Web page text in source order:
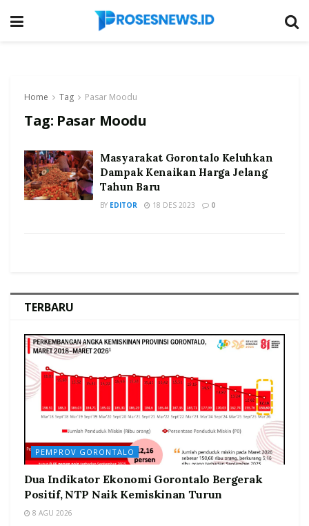
Home Tag Pasar Moodu
Tag: Pasar Moodu
Masyarakat Gorontalo Keluhkan
Dampak Kenaikan Harga Jelang
Tahun Baru
BY EDITOR 18 DES 2023 0
TERBARU
PEMPROV GORONTALO
Dua Indikator Ekonomi Gorontalo Bergerak
Positif, NTP Naik Kemiskinan Turun
8 AGU 2026